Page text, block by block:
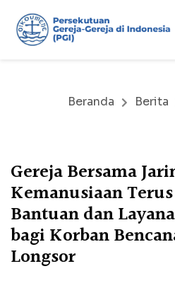
Beranda Berita
Gereja Bersama
Kemanusiaan
Bantuan dan
bagi Korban
Longsor